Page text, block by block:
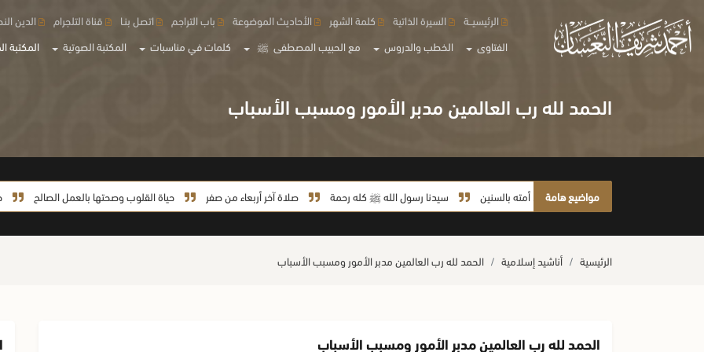
الفتاوى الخطب والدروس مع الحبيب المصطفى ﷺ كلمات في مناسبات المكتبة الصوتية المكتبة
الرئيسيــة السيرة الذاتية كلمة الشهر الأحاديث الموضوعة باب التراجم اتصل بنـا قناة التلجرام الدين
الحمد لله رب العالمين مدبر الأمور ومسبب الأسباب
مواضيع هامة
لا يأخذ أمته بالسنين سيدنا رسول الله ﷺ كله رحمة صلاة آخر أربعاء من صفر حياة القلوب وصحتها بالعمل الصالح حياة
الرئيسية أناشيد إسلامية الحمد لله رب العالمين مدبر الأمور ومسبب الأسباب
الحمد لله رب العالمين مدبر الأمور ومسبب الأسباب